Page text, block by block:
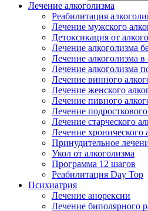
Лечение алкоголизма
Реабилитация
Лечение мужского
Детоксикация от
Лечение алкоголизма
Лечение алкоголизма в
Лечение алкоголизма
Лечение винного
Лечение женского
Лечение пивного
Лечение
Лечение старческого
Лечение хронического
Принудительное
Укол от алкоголизма
Программа 12 шагов
Реабилитация Day Top
Психиатрия
Лечение анорексии
Лечение биполярного